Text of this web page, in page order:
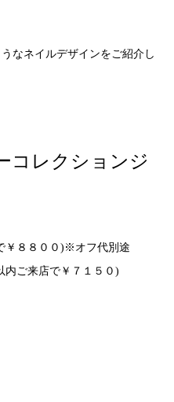
なネイルデザインをご紹介し
レクションジ
￥８８００)※オフ代別途
内ご来店で￥７１５０)